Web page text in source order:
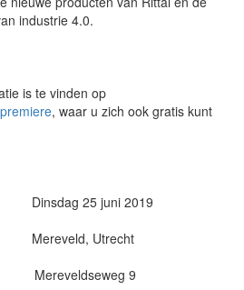
industrie 4.0.
is te vinden op
, waar u zich ook gratis kunt
25 juni 2019
Utrecht
9